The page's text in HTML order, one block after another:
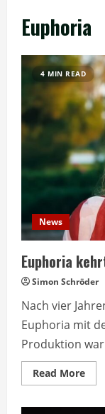
Euphoria
4 MIN READ
News
Euphoria
Simon Schröder
Nach vier
Euphoria mit
Produktion
Read MoreRead
more